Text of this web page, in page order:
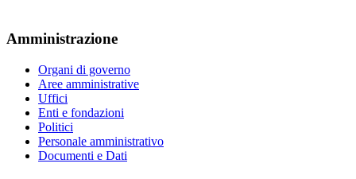
Amministrazione
Organi di governo
Aree amministrative
Uffici
Enti e fondazioni
Politici
Personale amministrativo
Documenti e Dati